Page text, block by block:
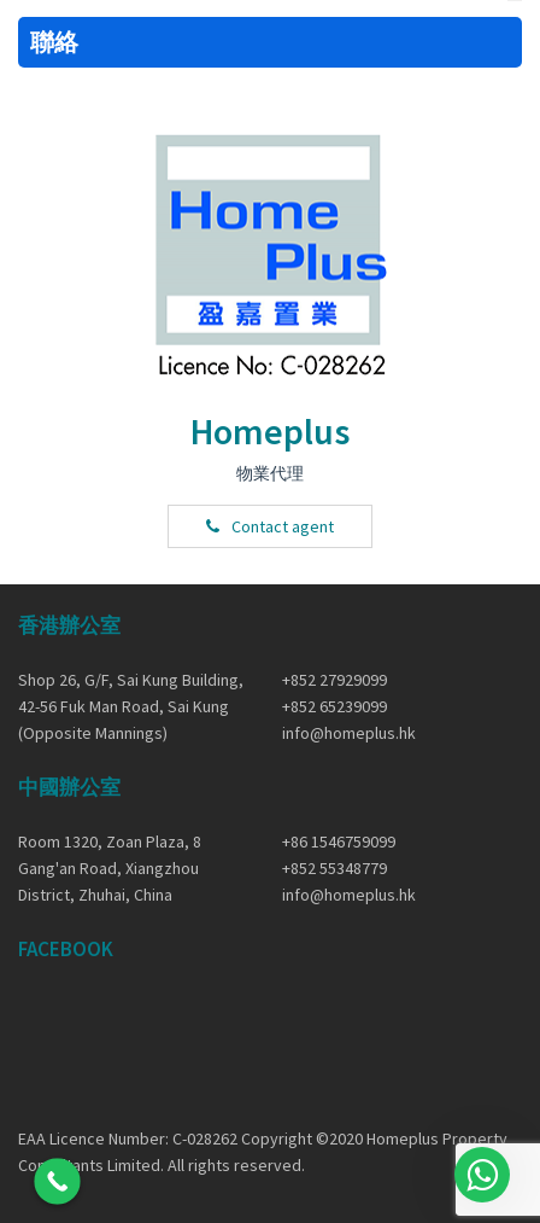
聯絡
Homeplus
物業代理
Contact agent
香港辦公室
Shop 26, G/F, Sai Kung Building,
42-56 Fuk Man Road, Sai Kung
(Opposite Mannings)
+852 27929099
+852 65239099
info@homeplus.hk
中國辦公室
Room 1320, Zoan Plaza, 8
Gang'an Road, Xiangzhou
District, Zhuhai, China
+86 1546759099
+852 55348779
info@homeplus.hk
FACEBOOK
EAA Licence Number: C-028262 Copyright ©2020 Homeplus Property
Consultants Limited. All rights reserved.